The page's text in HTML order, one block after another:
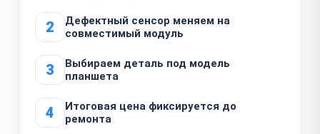
2
Дефектный сенсор меняем на
совместимый модуль
3
Выбираем деталь под модель
планшета
4
Итоговая цена фиксируется до
ремонта